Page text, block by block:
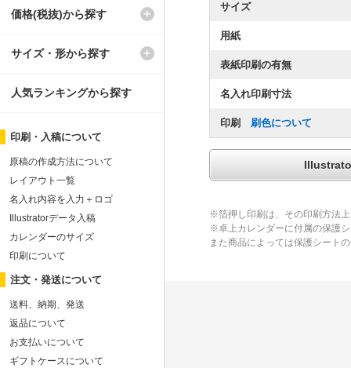
サイズ
用紙
表紙印刷の有無
名入れ印刷寸法
印刷 刷色について
※箔押し印刷は、その印刷方法
※卓上カレンダーに付属の保護
また商品によっては保護シート
価格(税抜)から探す
サイズ・形から探す
人気ランキングから探す
印刷・入稿について
原稿の作成方法について
レイアウト一覧
名入れ内容を入力＋ロゴ
Illustratorデータ入稿
カレンダーのサイズ
印刷について
注文・発送について
送料、納期、発送
返品について
お支払いについて
ギフトケースについて